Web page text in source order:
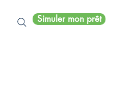
Simuler mon prêt